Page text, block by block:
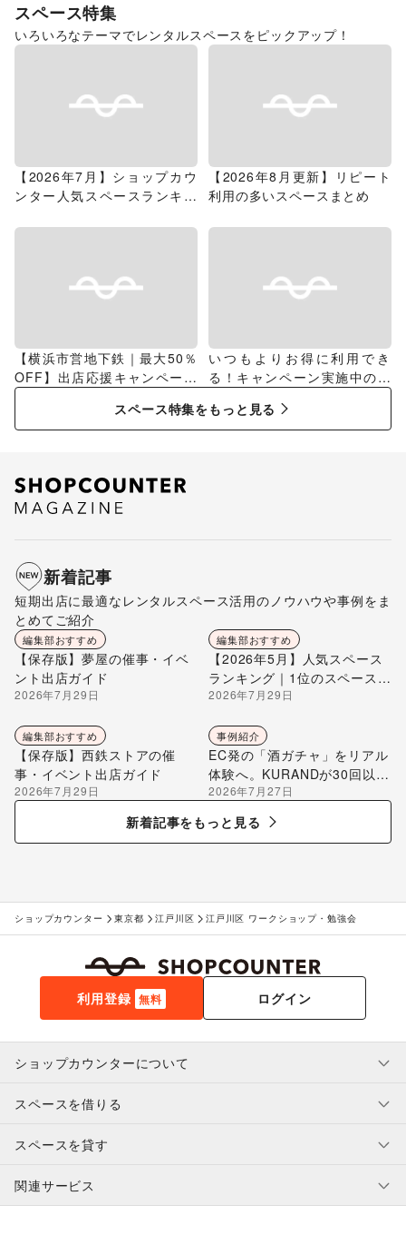
スペース特集
いろいろなテーマでレンタルスペースをピックアップ！
【2026年7月】ショップカウ
ンター人気スペースランキン
【2026年8月更新】リピート
利用の多いスペースまとめ
【横浜市営地下鉄｜最大50％
OFF】出店応援キャンペーン
特集
いつもよりお得に利用でき
る！キャンペーン実施中のス
スペース特集をもっと見る
新着記事
短期出店に最適なレンタルスペース活用のノウハウや事例をま
とめてご紹介
編集部おすすめ
【保存版】夢屋の催事・イベ
ント出店ガイド
2026年7月29日
編集部おすすめ
【2026年5月】人気スペース
ランキング｜1位のスペースを
編集部が解説
2026年7月29日
編集部おすすめ
【保存版】西鉄ストアの催
事・イベント出店ガイド
2026年7月29日
事例紹介
EC発の「酒ガチャ」をリアル
体験へ。KURANDが30回以上
のポップアップ出店で届け
る“新しいお酒との出会い”
2026年7月27日
新着記事をもっと見る
ショップカウンター 東京都 江戸川区 江戸川区 ワークショップ・勉強会
利用登録 無料 ログイン
ショップカウンターについて
利用規約・ガイドライン
特定商取引法に基づく表示
補償プログラム
スペースを借りる
スペースを借りたい人へ
ユーザー利用規約
提携パートナー
スペースを貸す
スペースを貸したい方へ
オーナー利用規約
関連サービス